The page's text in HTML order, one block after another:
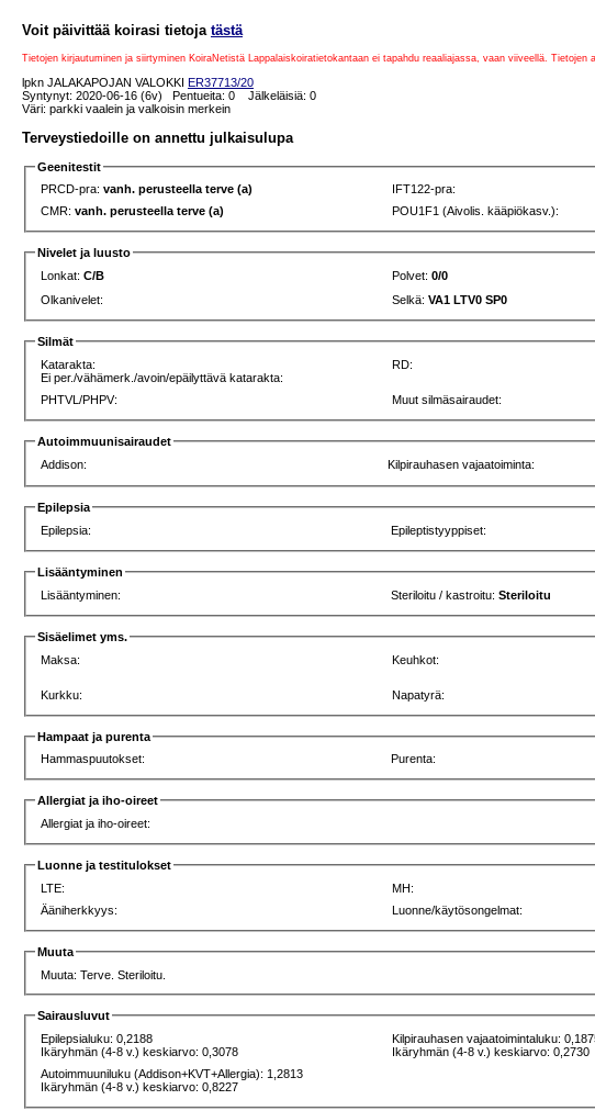
Voit päivittää koirasi tietoja tästä
Tietojen kirjautuminen ja siirtyminen KoiraNetistä Lappalaiskoiratietokantaan ei tapahdu reaaliajassa, vaan viiveellä.
lpkn JALAKAPOJAN VALOKKI ER37713/20
Syntynyt: 2020-06-16 (6v) Pentueita: 0 Jälkeläisiä: 0
Väri: parkki vaalein ja valkoisin merkein
Terveystiedoille on annettu julkaisulupa
Geenitestit
PRCD-pra:vanh. perusteella terve (a) IFT122-pra:
CMR:vanh. perusteella terve (a) POU1F1 (Aivolis. kääpiökasv.):
Nivelet ja luusto
Lonkat:C/B Polvet:0/0
Olkanivelet:
Selkä:VA1 LTV0 SP0
Silmät
Katarakta:
Ei per./vähämerk./avoin/epäilyttävä katarakta:
RD:
PHTVL/PHPV: Muut silmäsairaudet:
Autoimmuunisairaudet
Addison:
Kilpirauhasen vajaatoiminta:
Epilepsia
Epilepsia:
Epileptistyyppiset:
Lisääntyminen
Lisääntyminen:
Steriloitu / kastroitu:Steriloitu
Sisäelimet yms.
Maksa:
Keuhkot:
Kurkku:
Napatyrä:
Hampaat ja purenta
Hammaspuutokset:
Purenta:
Allergiat ja iho-oireet
Allergiat ja iho-oireet:
Luonne ja testitulokset
LTE:
MH:
Ääniherkkyys:
Luonne/käytösongelmat:
Muuta
Muuta: Terve. Steriloitu.
Sairausluvut
Epilepsialuku: 0,2188
Ikäryhmän (4-8 v.) keskiarvo: 0,3078
Kilpirauhasen vajaatoimintaluku:
Ikäryhmän (4-8 v.) keskiarvo: 0,2730
Autoimmuuniluku (Addison+KVT+Allergia): 1,2813
Ikäryhmän (4-8 v.) keskiarvo: 0,8227